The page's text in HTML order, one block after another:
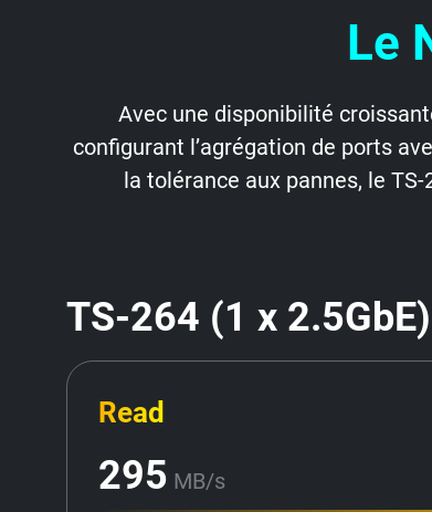
Le
Avec une disponibilité
configurant l’agrégation de ports
la tolérance aux pannes, le
TS-264 (1 x 2.5GbE)
Read
295 MB/s